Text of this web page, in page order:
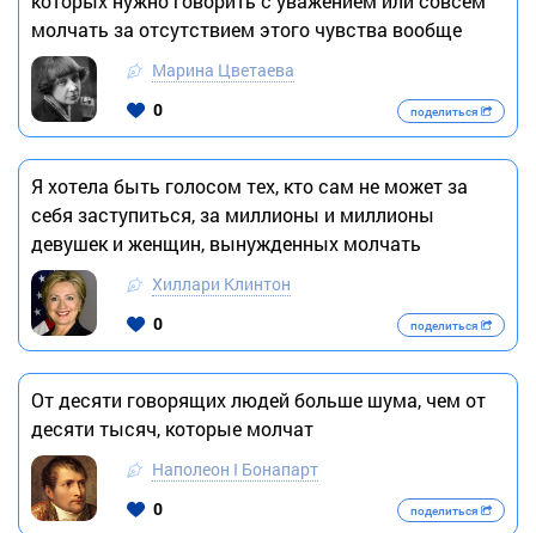
молчать за отсутствием этого чувства вообще
Марина Цветаева
0
поделиться
Я хотела быть голосом тех, кто сам не может за
себя заступиться, за миллионы и миллионы
девушек и женщин, вынужденных молчать
Хиллари Клинтон
0
поделиться
От десяти говорящих людей больше шума, чем от
десяти тысяч, которые молчат
Наполеон I Бонапарт
0
поделиться